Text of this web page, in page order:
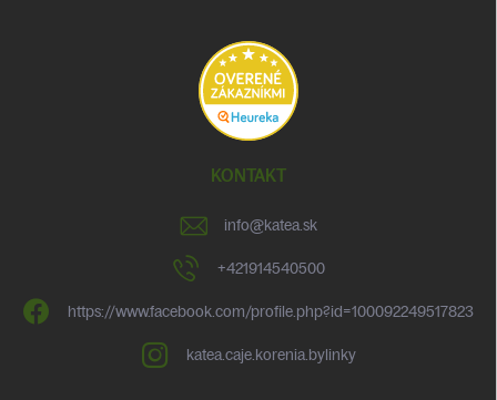
KONTAKT
info@katea.sk
+421914540500
https://www.facebook.com/profile.php?id=100092249517823
katea.caje.korenia.bylinky